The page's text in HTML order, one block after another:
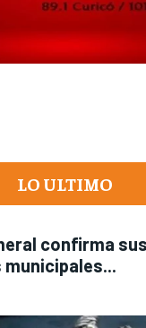
LO ULTIMO
confirma